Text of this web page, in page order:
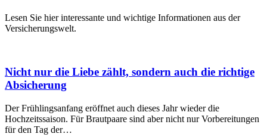
Lesen Sie hier interessante und wichtige Informationen aus der
Versicherungswelt.
Nicht nur die Liebe zählt, sondern auch die richtige
Absicherung
Der Frühlingsanfang eröffnet auch dieses Jahr wieder die
Hochzeitssaison. Für Brautpaare sind aber nicht nur Vorbereitungen
für den Tag der…